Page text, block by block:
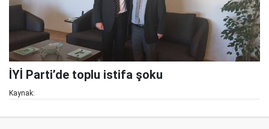
İYİ Parti’de toplu istifa şoku
Kaynak: